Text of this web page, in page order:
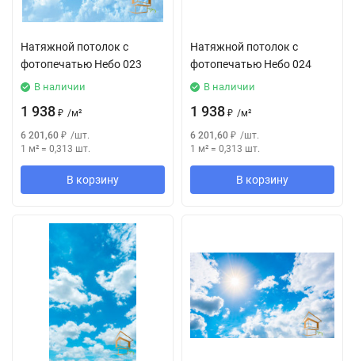
Натяжной потолок с
фотопечатью Небо 023
В наличии
1 938 ₽ /м²
6 201,60 ₽ /шт.
1 м² = 0,313 шт.
В корзину
Натяжной потолок с
фотопечатью Небо 024
В наличии
1 938 ₽ /м²
6 201,60 ₽ /шт.
1 м² = 0,313 шт.
В корзину